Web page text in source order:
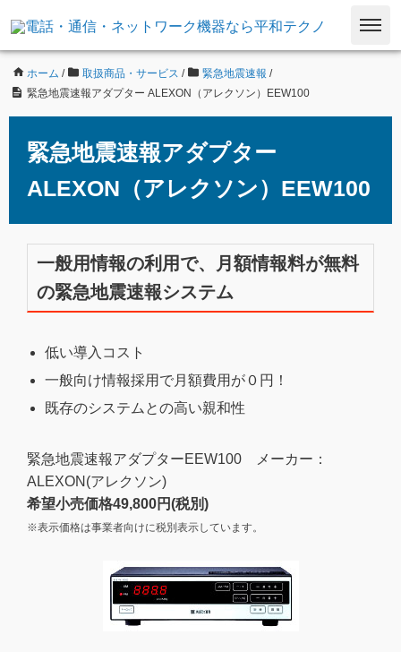
ホーム / 取扱商品・サービス / 緊急地震速報 /
緊急地震速報アダプター ALEXON（アレクソン）EEW100
緊急地震速報アダプター
ALEXON（アレクソン）EEW100
一般用情報の利用で、月額情報料が無料
の緊急地震速報システム
低い導入コスト
一般向け情報採用で月額費用が０円！
既存のシステムとの高い親和性
緊急地震速報アダプターEEW100 メーカー：
ALEXON(アレクソン)
希望小売価格49,800円(税別)
※表示価格は事業者向けに税別表示しています。